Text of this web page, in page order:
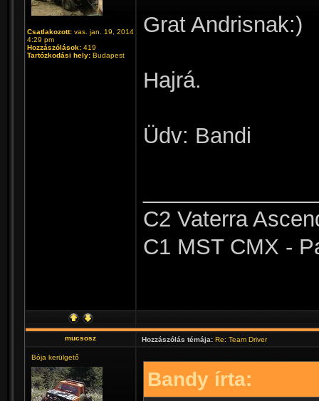
Csatlakozott: vas. jan. 19, 2014
4:29 pm
Hozzászólások: 419
Tartózkodási hely: Budapest
Grat Andrisnak:)
Hajrá.
Üdv: Bandi
C2 Vaterra
C1 MST CMX -
mucsosz Hozzászólás témája: Re: Team Driver
Bója kerülgető
Bandy írta: